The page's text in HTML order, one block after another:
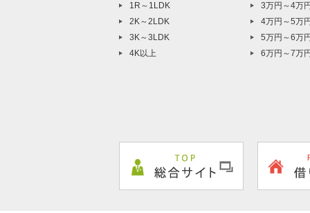
1R～1LDK
2K～2LDK
3K～3LDK
4K以上
3万円～4万
4万円～5万
5万円～6万
6万円～7万